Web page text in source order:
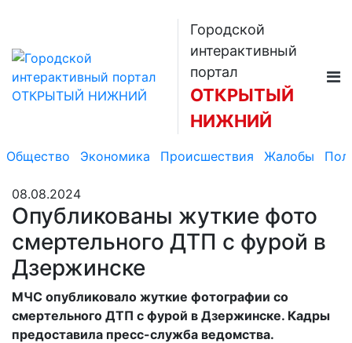
Городской
интерактивный
портал
ОТКРЫТЫЙ
НИЖНИЙ
Общество Экономика Происшествия Жалобы
08.08.2024
Опубликованы жуткие фото
смертельного ДТП с фурой в
Дзержинске
МЧС опубликовало жуткие фотографии со
смертельного ДТП с фурой в Дзержинске. Кадры
предоставила пресс-служба ведомства.